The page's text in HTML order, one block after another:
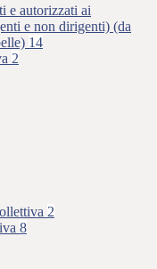
e autorizzati ai
e non dirigenti) (da
14
2
2
8